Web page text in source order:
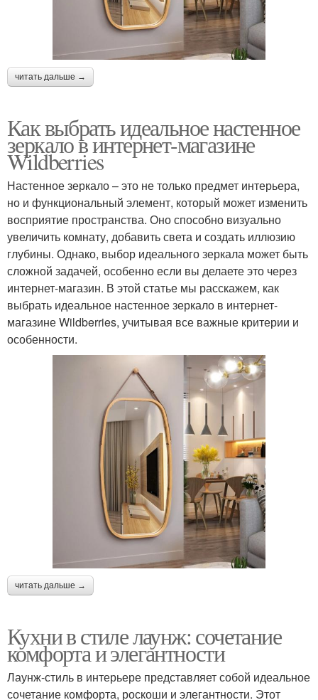
читать дальше →
Как выбрать идеальное настенное
зеркало в интернет-магазине
Wildberries
Настенное зеркало – это не только предмет интерьера,
но и функциональный элемент, который может изменить
восприятие пространства. Оно способно визуально
увеличить комнату, добавить света и создать иллюзию
глубины. Однако, выбор идеального зеркала может быть
сложной задачей, особенно если вы делаете это через
интернет-магазин. В этой статье мы расскажем, как
выбрать идеальное настенное зеркало в интернет-
магазине Wildberries, учитывая все важные критерии и
особенности.
читать дальше →
Кухни в стиле лаунж: сочетание
комфорта и элегантности
Лаунж-стиль в интерьере представляет собой идеальное
сочетание комфорта, роскоши и элегантности. Этот